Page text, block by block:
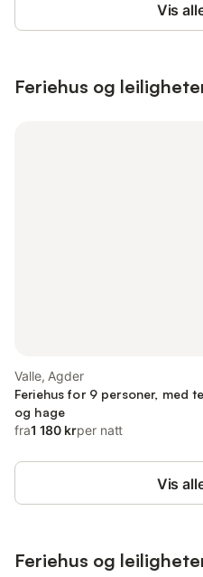
Vis
Feriehus og
Valle, Agder
Feriehus for 9 personer, med
og hage
fra1 180 krper natt
Vis
Feriehus og